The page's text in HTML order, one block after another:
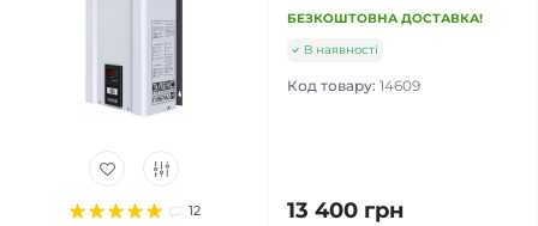
12
БЕЗКОШТОВНА ДОСТАВКА!
В наявності
Код товару: 14609
13 400 грн